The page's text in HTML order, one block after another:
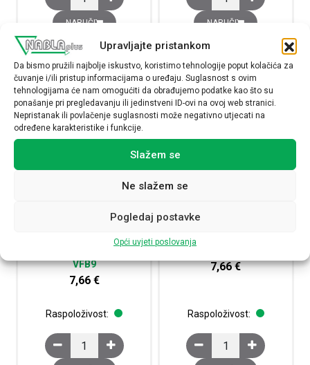
Upravljajte pristankom
Da bismo pružili najbolje iskustvo, koristimo tehnologije poput kolačića za
čuvanje i/ili pristup informacijama o uređaju. Suglasnost s ovim
tehnologijama će nam omogućiti da obrađujemo podatke kao što su
ponašanje pri pregledavanju ili jedinstveni ID-ovi na ovoj web stranici.
Nepristanak ili povlačenje suglasnosti može negativno utjecati na
određene karakteristike i funkcije.
Slažem se
Ne slažem se
Pogledaj postavke
Opći uvjeti poslovanja
NARUČI NARUČI
Blok pomoćnih kontakata za
VFB9
7,66 €
Raspoloživost:
Blok pomoćnih kontakata za krajnju sklopku, 2M, slow
Blok pomoćnih kontakata za
7,66€
Raspoloživost:
Blok pomoćnih